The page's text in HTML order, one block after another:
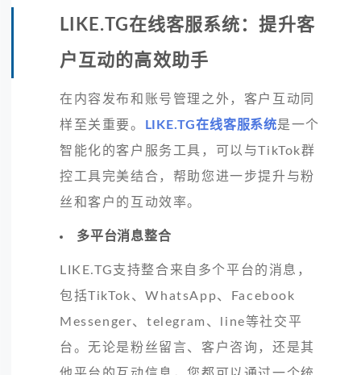
LIKE.TG在线客服系统：提升客
户互动的高效助手
在内容发布和账号管理之外，客户互动同
样至关重要。
LIKE.TG在线客服系统是一个
智能化的客户服务工具，可以与TikTok群
控工具完美结合，帮助您进一步提升与粉
丝和客户的互动效率。
多平台消息整合
LIKE.TG支持整合来自多个平台的消息，
包括TikTok、WhatsApp、Facebook
Messenger、telegram、line等社交平
台。无论是粉丝留言、客户咨询，还是其